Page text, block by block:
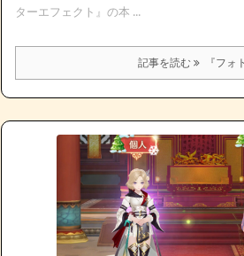
ターエフェクト』の本 ...
記事を読む 『フォ